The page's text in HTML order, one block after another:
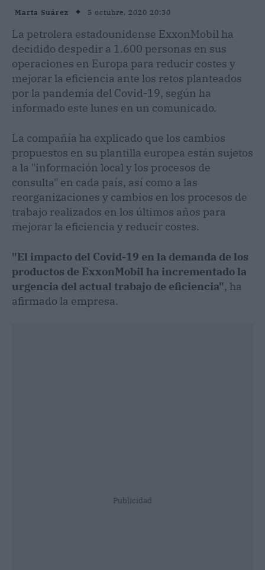
Marta Suárez 5 octubre, 2020 20:30
La petrolera estadounidense ExxonMobil ha
decidido despedir a 1.600 personas en sus
operaciones en Europa para reducir costes y
mejorar la eficiencia ante los retos planteados
por la pandemia del Covid-19, según ha
informado este lunes en un comunicado.
La compañía ha explicado que los cambios
propuestos en su plantilla europea están sujetos
a la "información local y los procesos de
consulta" en cada país, así como a las
reorganizaciones y cambios en los procesos de
trabajo realizados en los últimos años para
mejorar la eficiencia y reducir costes.
"El impacto del Covid-19 en la demanda de los
productos de ExxonMobil ha incrementado la
urgencia del actual trabajo de eficiencia", ha
afirmado la empresa.
Publicidad